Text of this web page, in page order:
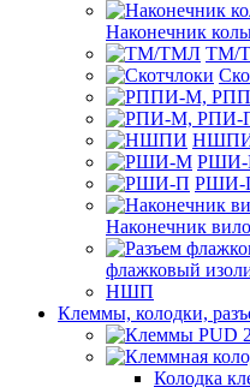
Наконечник
ТМ/
РШИ-
Наконечник
флажковый
НШП
Клеммы, колодки,
Колодка